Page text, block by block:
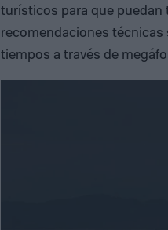
turísticos para que puedan
recomendaciones técnicas
tiempos a través de